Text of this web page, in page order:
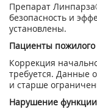
Препарат Линпарза
безопасность и
установлены.
Пациенты пожилого
Коррекция
требуется. Данные
и старше
Нарушение